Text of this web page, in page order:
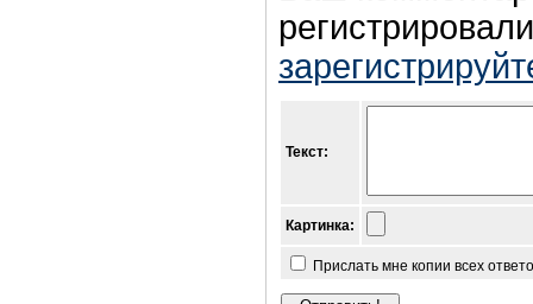
Текст:
Картинка:
Прислать мне копии всех